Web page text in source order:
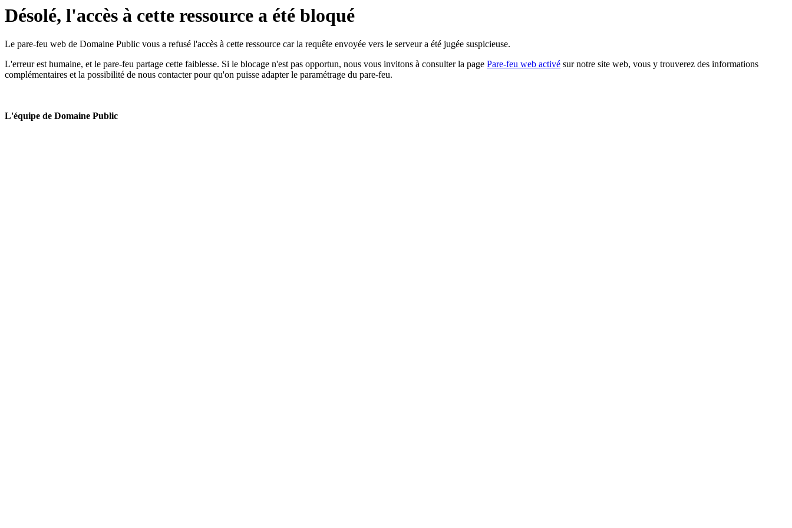
Désolé, l'accès à cette ressource a été bloqué
Le pare-feu web de Domaine Public vous a refusé l'accès à cette ressource car la requête envoyée vers le serveur a été jugée suspicieuse.
L'erreur est humaine, et le pare-feu partage cette faiblesse. Si le blocage n'est pas opportun, nous vous invitons à consulter la page Pare-feu web activé sur notre site web, vous y trouverez des informations
complémentaires et la possibilité de nous contacter pour qu'on puisse adapter le paramétrage du pare-feu.
L'équipe de Domaine Public